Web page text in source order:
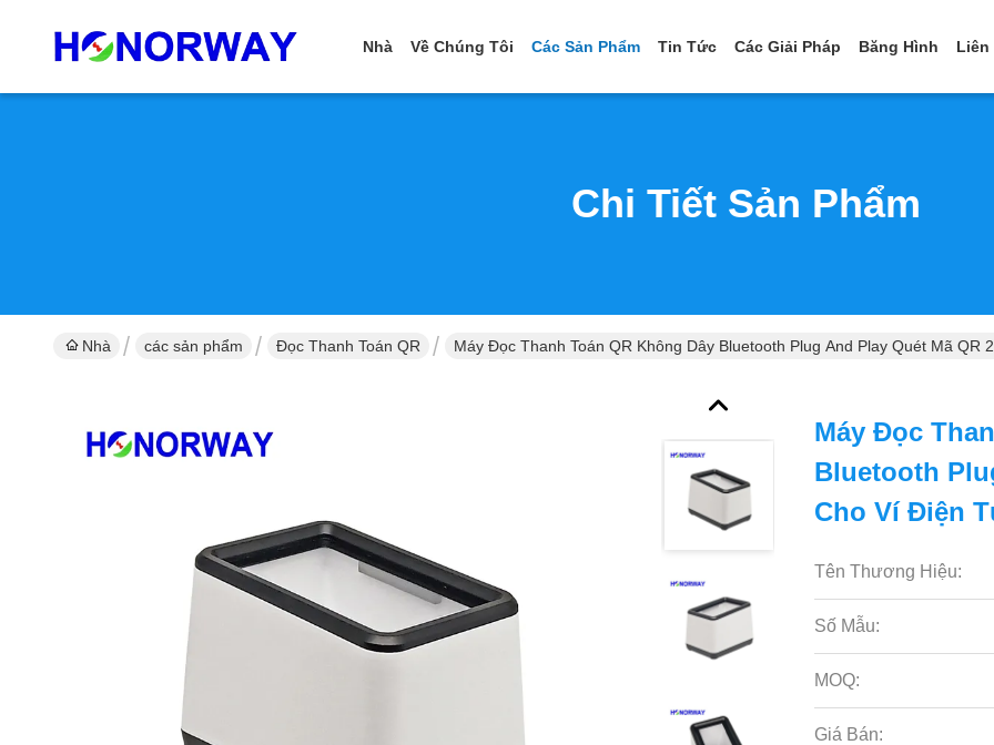
Nhà Về Chúng Tôi Các Sản Phẩm Tin Tức Các Giải Pháp Băng Hình Liên
Chi Tiết Sản Phẩm
Nhà các sản phẩm Đọc Thanh Toán QR Máy Đọc Thanh Toán QR Không Dây Bluetooth Plug And Play Quét Mã QR
Máy Đọc
Bluetooth
Cho Ví Điện
Tên Thương Hiệu:
Số Mẫu:
MOQ:
Giá Bán: